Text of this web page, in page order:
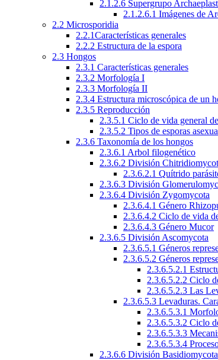
2.1.2.6 Supergrupo
2.1.2.6.1 Imágenes de
2.2 Microsporidia
2.2.1Características generales
2.2.2 Estructura de la espora
2.3 Hongos
2.3.1 Características generales
2.3.2 Morfología I
2.3.3 Morfología II
2.3.4 Estructura microscópica de un
2.3.5 Reproducción
2.3.5.1 Ciclo de vida general
2.3.5.2 Tipos de esporas
2.3.6 Taxonomía de los hongos
2.3.6.1 Arbol filogenético
2.3.6.2 División
2.3.6.2.1 Quítrido
2.3.6.3 División
2.3.6.4 División Zygomycota
2.3.6.4.1 Género
2.3.6.4.2 Ciclo de vida
2.3.6.4.3 Género Mucor
2.3.6.5 División Ascomycota
2.3.6.5.1 Géneros
2.3.6.5.2 Géneros
2.3.6.5.2.1
2.3.6.5.2.2 Ciclo
2.3.6.5.2.3 Las
2.3.6.5.3 Levaduras.
2.3.6.5.3.1
2.3.6.5.3.2 Ciclo
2.3.6.5.3.3
2.3.6.5.3.4
2.3.6.6 División Basidiomycota